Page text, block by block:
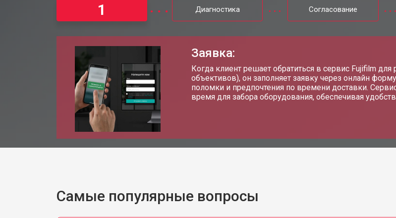
1
Диагностика Согласование
Заявка:
Когда клиент решает обратиться в сервис Fujifilm
объективов), он заполняет заявку через онлайн
поломки и предпочтения по времени доставки.
время для забора оборудования, обеспечивая
Самые популярные вопросы